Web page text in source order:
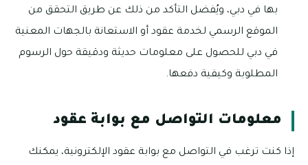
بها في دبي، ويُفضل التأكد من ذلك عن طريق التحقق من
الموقع الرسمي لخدمة عقود أو الاستعانة بالجهات المعنية
في دبي للحصول على معلومات حديثة ودقيقة حول الرسوم
المطلوبة وكيفية دفعها.
معلومات التواصل مع بوابة عقود
إذا كنت ترغب في التواصل مع بوابة عقود الإلكترونية، يمكنك